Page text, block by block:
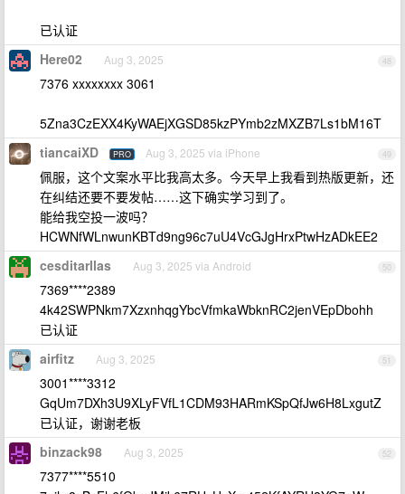
已认证
48
Here02 Aug 3, 2025
7376 xxxxxxxx 3061
5Zna3CzEXX4KyWAEjXGSD85kzPYmb2zMXZB7Ls1bM16T
49
tiancaiXD PRO Aug 3, 2025 via iPhone
佩服，这个文案水平比我高太多。今天早上我看到热版更新，还
在纠结还要不要发帖……这下确实学习到了。
能给我空投一波吗？
HCWNfWLnwunKBTd9ng96c7uU4VcGJgHrxPtwHzADkEE2
50
cesditarllas Aug 3, 2025 via Android
7369****2389
4k42SWPNkm7XzxnhqgYbcVfmkaWbknRC2jenVEpDbohh
已认证
51
airfitz Aug 3, 2025
3001****3312
GqUm7DXh3U9XLyFVfL1CDM93HARmKSpQfJw6H8LxgutZ
已认证，谢谢老板
52
binzack98 Aug 3, 2025
7377****5510